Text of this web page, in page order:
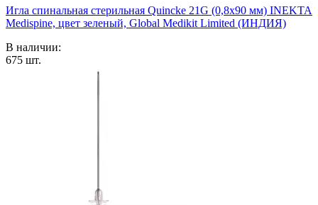
Игла спинальная стерильная Quincke 21G (0,8х90 мм) INEKTA
Medispine, цвет зеленый, Global Medikit Limited (ИНДИЯ)
В наличии:
675 шт.